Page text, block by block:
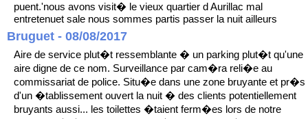
puent.'nous avons visit� le vieux quartier d Aurillac mal
entretenuet sale nous sommes partis passer la nuit ailleurs
Bruguet - 08/08/2017
Aire de service plut�t ressemblante � un parking plut�t qu'une
aire digne de ce nom. Surveillance par cam�ra reli�e au
commissariat de police. Situ�e dans une zone bruyante et pr�s
d'un �tablissement ouvert la nuit � des clients potentiellement
bruyants aussi... les toilettes �taient ferm�es lors de notre